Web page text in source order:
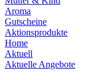
Aroma
Gutscheine
Aktionsprodukte
Home
Aktuell
Aktuelle Angebote